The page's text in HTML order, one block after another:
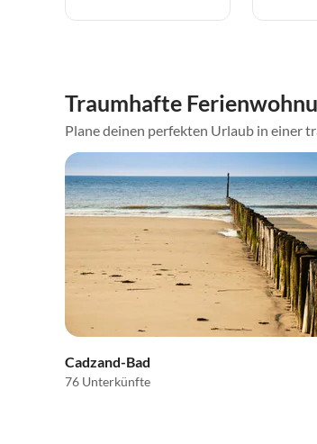
Traumhafte
Plane deinen perfekten Urlaub in einer
Cadzand-Bad
76 Unterkünfte